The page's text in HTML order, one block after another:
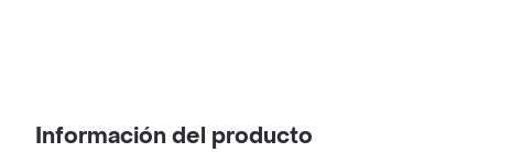
Información del producto